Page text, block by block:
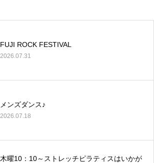
FUJI ROCK FESTIVAL
2026.07.31
メンズダンス♪
2026.07.18
木曜10：10～ストレッチピラティスはいかが